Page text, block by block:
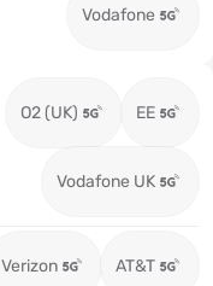
Vodafone
O2 (UK) EE
Vodafone UK
Verizon AT&T